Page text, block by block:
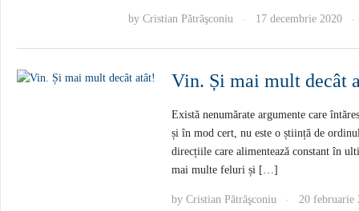
by Cristian Pătrăşconiu · 17 decembrie 2020 ·
Vin. Și mai mult decât
Există nenumărate argumente care
și în mod cert, nu este o știință de
direcțiile care alimentează constant în
mai multe feluri și […]
by Cristian Pătrăşconiu ·
20 februarie